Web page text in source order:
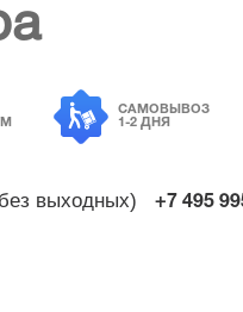
САМОВЫВОЗ
1-2 ДНЯ
выходных) +7 495